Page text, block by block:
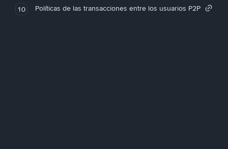
10 Políticas de las transacciones entre los usuarios P2P